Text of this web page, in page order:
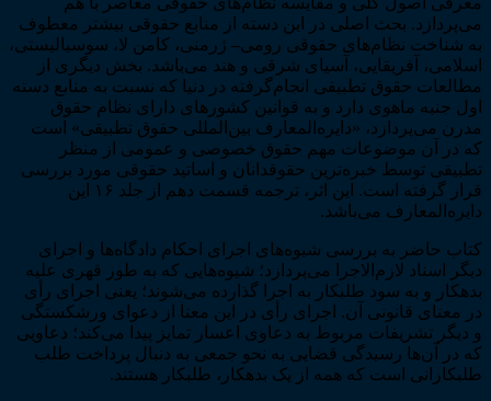
می‌پردازد. بحث اصلی در این دسته از منابع حقوقی بیشتر معطوف
به شناخت نظام‌های حقوقی رومی– ژرمنی، کامن لا، سوسیالیستی،
اسلامی، آفریقایی، آسیای شرقی و هند می‌باشد. بخش دیگری از
مطالعات حقوق تطبیقی انجام‌گرفته در دنیا که نسبت به منابع دسته
اول جنبه ماهوی دارد و به قوانین کشورهای دارای نظام حقوق
مدرن می‌پردازد، «دایره‌المعارف بین‌المللی حقوق تطبیقی» است
که در آن موضوعات مهم حقوق خصوصی و عمومی از منظر
تطبیقی توسط خبره‌ترین حقوقدانان و اساتید حقوقی مورد بررسی
قرار گرفته است. این اثر، ترجمه قسمت دهم از جلد ۱۶ این
دایره‌المعارف می‌باشد.
کتاب حاضر به بررسی شیوه‌های اجرای احکام دادگاه‌ها و اجرای
دیگر اسناد لازم‌الاجرا می‌پردازد؛ شیوه‌هایی که به طور قهری علیه
بدهکار و به سود طلبکار به اجرا گذارده می‌شوند؛ یعنی اجرای رأی
در معنای قانونی آن. اجرای رأی در این معنا از دعوای ورشکستگی
و دیگر تشریفات مربوط به دعاوی اعسار تمایز پیدا می‌کند؛ دعاویی
که در آن‌ها رسیدگی قضایی به نحو جمعی به دنبال پرداخت طلب
طلبکارانی است که همه از یک بدهکار، طلبکار هستند.